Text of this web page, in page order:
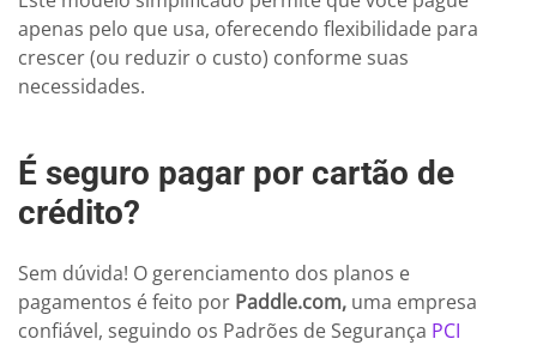
apenas pelo que usa, oferecendo flexibilidade para
crescer (ou reduzir o custo) conforme suas
necessidades.
É seguro pagar por cartão de
crédito?
Sem dúvida! O gerenciamento dos planos e
pagamentos é feito por Paddle.com, uma empresa
confiável, seguindo os Padrões de Segurança PCI